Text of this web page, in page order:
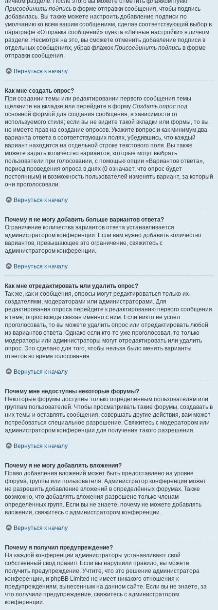
Присоединить подпись в форме отправки сообщения, чтобы подпись
добавилась. Вы также можете настроить добавление подписи по
умолчанию ко всем вашим сообщениям, сделав соответствующий выбор в
параграфе «Отправка сообщений» пункта «Личные настройки» в личном
разделе. Несмотря на это, вы сможете отменить добавление подписи в
отдельных сообщениях, убрав флажок Присоединить подпись в форме
отправки сообщения.
Вернуться к началу
Как мне создать опрос?
При создании темы или редактировании первого сообщения темы
щёлкните на вкладке или перейдите в форму Создать опрос под
основной формой для создания сообщения, в зависимости от
используемого стиля; если вы не видите такой вкладки или формы, то вы
не имеете прав на создание опросов. Укажите вопрос и как минимум два
варианта ответа в соответствующих полях, убедившись, что каждый
вариант находится на отдельной строке текстового поля. Вы также
можете задать количество вариантов, которые могут выбрать
пользователи при голосовании, с помощью опции «Вариантов ответа»,
период проведения опроса в днях (0 означает, что опрос будет
постоянным) и возможность пользователей изменять вариант, за который
они проголосовали.
Вернуться к началу
Почему я не могу добавить больше вариантов ответа?
Ограничение количества вариантов ответа устанавливается
администратором конференции. Если вам нужно добавить количество
вариантов, превышающее это ограничение, свяжитесь с
администратором конференции.
Вернуться к началу
Как мне отредактировать или удалить опрос?
Так же, как и сообщения, опросы могут редактироваться только их
создателями, модераторами или администраторами. Для
редактирования опроса перейдите к редактированию первого сообщения
в теме; опрос всегда связан именно с ним. Если никто не успел
проголосовать, то вы можете удалить опрос или отредактировать любой
из вариантов ответа. Однако если кто-то уже проголосовал, то только
модераторы или администраторы могут отредактировать или удалить
опрос. Это сделано для того, чтобы нельзя было менять варианты
ответов во время голосования.
Вернуться к началу
Почему мне недоступны некоторые форумы?
Некоторые форумы доступны только определённым пользователям или
группам пользователей. Чтобы просматривать такие форумы, создавать в
них темы и оставлять сообщения, совершать другие действия, вам может
потребоваться специальное разрешение. Свяжитесь с модератором или
администратором конференции для получения такого разрешения.
Вернуться к началу
Почему я не могу добавлять вложения?
Право добавления вложений может быть предоставлено на уровне
форума, группы или пользователя. Администратор конференции может
не разрешить добавление вложений в определённых форумах. Также
возможно, что добавлять вложения разрешено только членам
определённых групп. Если вы не знаете, почему не можете добавлять
вложения, свяжитесь с администратором конференции.
Вернуться к началу
Почему я получил предупреждение?
На каждой конференции администраторы устанавливают свой
собственный свод правил. Если вы нарушили правило, вы можете
получить предупреждение. Учтите, что это решение администратора
конференции, и phpBB Limited не имеет никакого отношения к
предупреждениям, вынесенным на данном сайте. Если вы не знаете, за
что получили предупреждение, свяжитесь с администратором
конференции.